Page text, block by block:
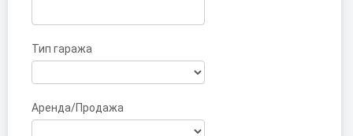
Тип гаража
Аренда/Продажа